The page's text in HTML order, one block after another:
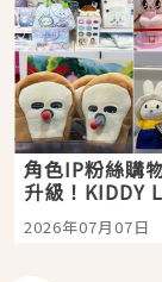
角色IP粉絲購
升級！KIDDY
宿店吉伊卡哇
開幕
2026年07月07日